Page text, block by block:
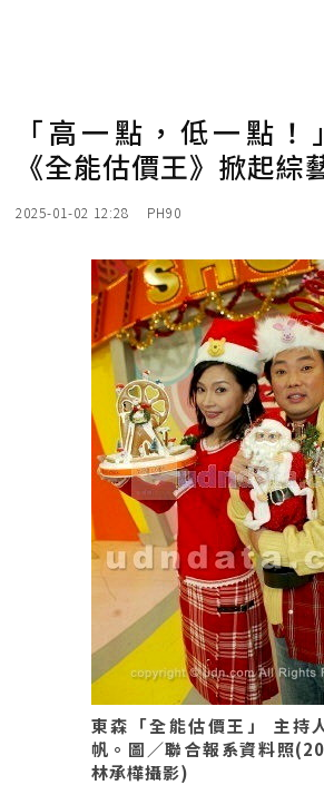
「高一點，低一點
《全能估價王》掀起綜
2025-01-02 12:28 PH90
東森「全能估價王」 主持
帆。圖／聯合報系資料照
林承樺攝影)